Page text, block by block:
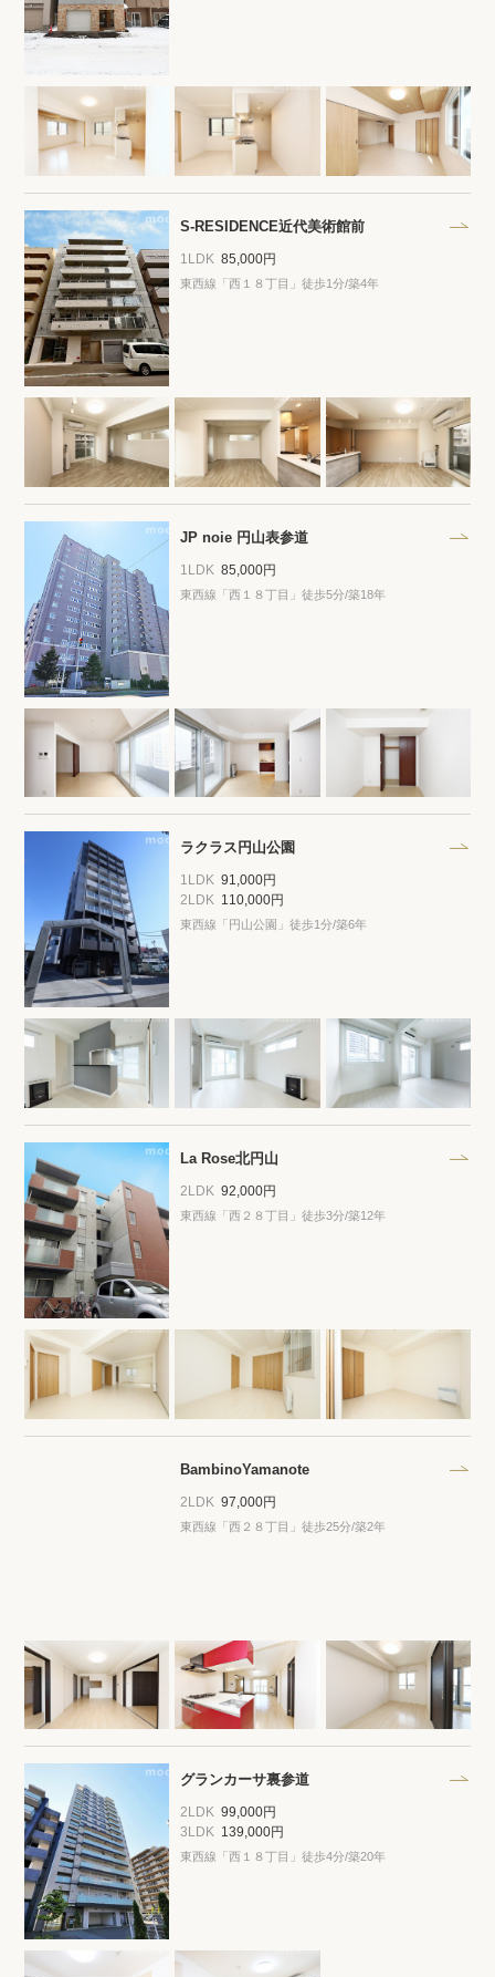
S-RESIDENCE近代美術館前
1LDK 85,000円
東西線「西１８丁目」徒歩1分/築4年
JP noie 円山表参道
1LDK 85,000円
東西線「西１８丁目」徒歩5分/築18年
ラクラス円山公園
1LDK 91,000円
2LDK 110,000円
東西線「円山公園」徒歩1分/築6年
La Rose北円山
2LDK 92,000円
東西線「西２８丁目」徒歩3分/築12年
BambinoYamanote
2LDK 97,000円
東西線「西２８丁目」徒歩25分/築2年
グランカーサ裏参道
2LDK 99,000円
3LDK 139,000円
東西線「西１８丁目」徒歩4分/築20年